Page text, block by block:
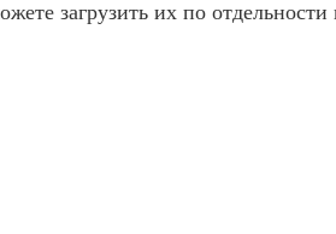
загрузить их по